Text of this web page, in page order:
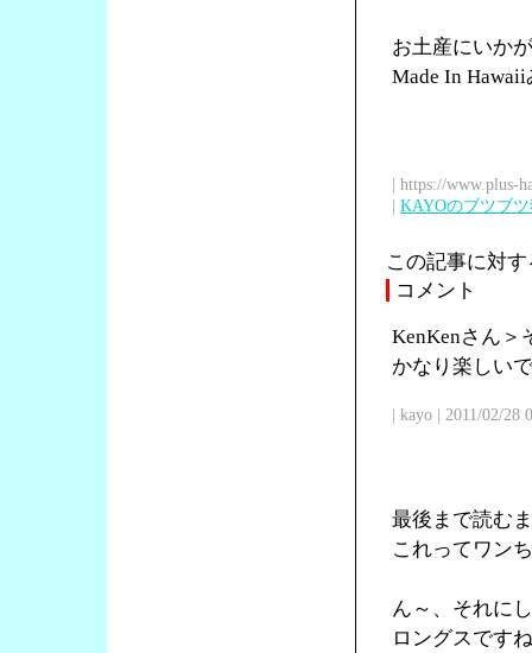
お土産にいか
Made In
| https://www.plus-
| KAYOのブツブ
この記事に対
コメント
KenKenさん＞
かなり楽しい
| kayo | 2011/02/28
最後まで読む
これってワン
ん～、それに
ロングスです